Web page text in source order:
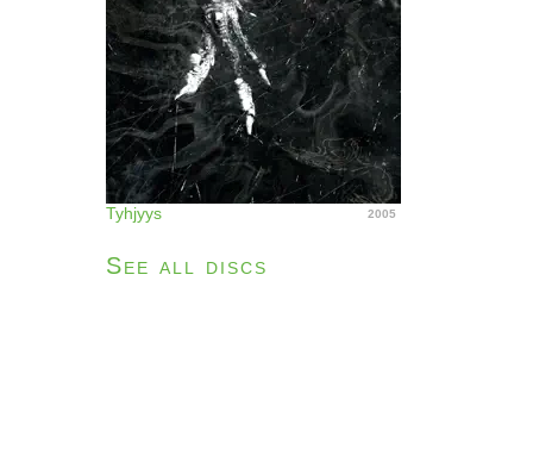
Tyhjyys 2005
See all discs